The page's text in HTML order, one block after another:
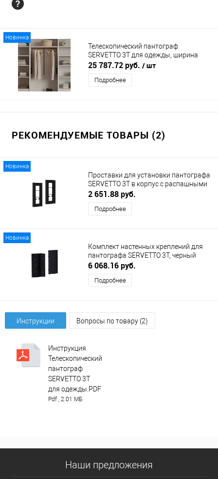
Новинка
Телескопический пантограф
SERVETTO 3T для одежды, ширина
560-950 мм, черный SERVETTO
(СЕРВЕТТО)
25 787.72 руб. / шт
Подробнее
РЕКОМЕНДУЕМЫЕ ТОВАРЫ (2)
Новинка
Проставки для установки пантографа
SERVETTO 3T в корпус с распашными
фасадами, черный SERVETTO
(СЕРВЕТТО)
2 651.88 руб.
Подробнее
Новинка
Комплект настенных креплений для
пантографа SERVETTO 3T, черный
SERVETTO (СЕРВЕТТО)
6 068.16 руб.
Подробнее
Инструкции Вопросы по товару (2)
Инструкция
Телескопический
пантограф
SERVETTO 3T
для одежды.PDF
Pdf , 2.01 МБ
Наши предложения